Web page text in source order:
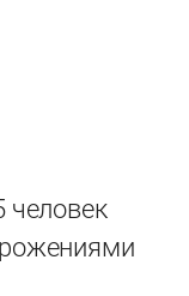
человек